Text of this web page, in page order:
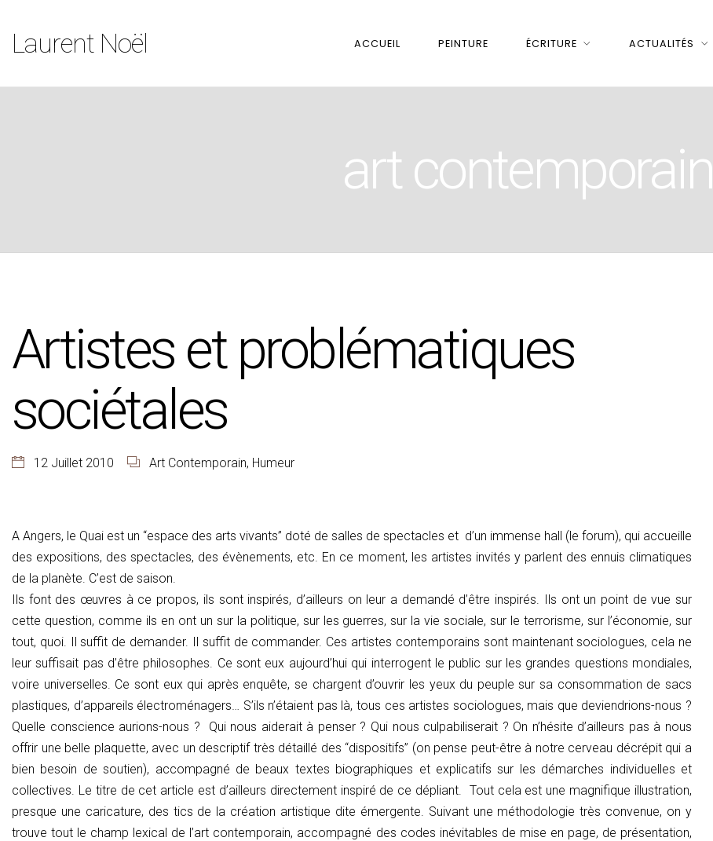
Laurent Noël ACCUEIL PEINTURE ÉCRITURE ACTUALITÉS
art contemporain
Artistes et problématiques
sociétales
12 Juillet 2010 Art Contemporain, Humeur
A Angers, le Quai est un “espace des arts vivants” doté de salles de spectacles et d’un immense hall (le forum), qui accueille
des expositions, des spectacles, des évènements, etc. En ce moment, les artistes invités y parlent des ennuis climatiques
de la planète. C’est de saison.
Ils font des œuvres à ce propos, ils sont inspirés, d’ailleurs on leur a demandé d’être inspirés. Ils ont un point de vue sur
cette question, comme ils en ont un sur la politique, sur les guerres, sur la vie sociale, sur le terrorisme, sur l’économie, sur
tout, quoi. Il suffit de demander. Il suffit de commander. Ces artistes contemporains sont maintenant sociologues, cela ne
leur suffisait pas d’être philosophes. Ce sont eux aujourd’hui qui interrogent le public sur les grandes questions mondiales,
voire universelles. Ce sont eux qui après enquête, se chargent d’ouvrir les yeux du peuple sur sa consommation de sacs
plastiques, d’appareils électroménagers… S’ils n’étaient pas là, tous ces artistes sociologues, mais que deviendrions-nous ?
Quelle conscience aurions-nous ? Qui nous aiderait à penser ? Qui nous culpabiliserait ? On n’hésite d’ailleurs pas à nous
offrir une belle plaquette, avec un descriptif très détaillé des “dispositifs” (on pense peut-être à notre cerveau décrépit qui a
bien besoin de soutien), accompagné de beaux textes biographiques et explicatifs sur les démarches individuelles et
collectives. Le titre de cet article est d’ailleurs directement inspiré de ce dépliant. Tout cela est une magnifique illustration,
presque une caricature, des tics de la création artistique dite émergente. Suivant une méthodologie très convenue, on y
trouve tout le champ lexical de l’art contemporain, accompagné des codes inévitables de mise en page, de présentation,